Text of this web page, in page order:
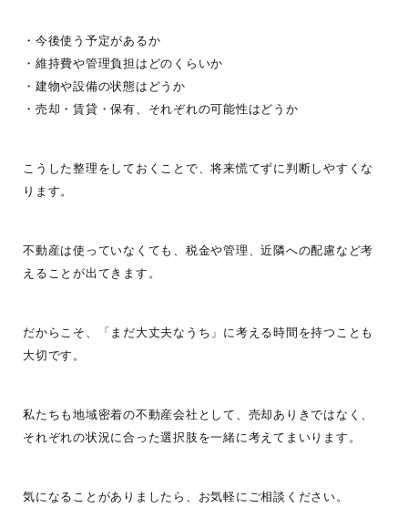
・今後使う予定があるか
・維持費や管理負担はどのくらいか
・建物や設備の状態はどうか
・売却・賃貸・保有、それぞれの可能性はどうか
こうした整理をしておくことで、将来慌てずに判断しやすくな
ります。
不動産は使っていなくても、税金や管理、近隣への配慮など考
えることが出てきます。
だからこそ、「まだ大丈夫なうち」に考える時間を持つことも
大切です。
私たちも地域密着の不動産会社として、売却ありきではなく、
それぞれの状況に合った選択肢を一緒に考えてまいります。
気になることがありましたら、お気軽にご相談ください。